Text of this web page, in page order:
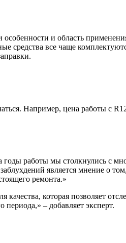
и область
средства все чаще
Например, цена работы с
работы мы столкнулись с
является мнение о
ремонта.»
которая позволяет
– добавляет эксперт.